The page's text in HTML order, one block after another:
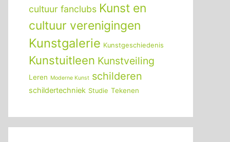
cultuur fanclubs Kunst en
cultuur verenigingen
Kunstgalerie Kunstgeschiedenis
Kunstuitleen Kunstveiling
Leren Moderne Kunst schilderen
schildertechniek Studie Tekenen